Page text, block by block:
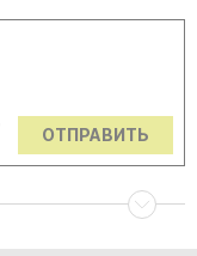
ОТПРАВИТЬ